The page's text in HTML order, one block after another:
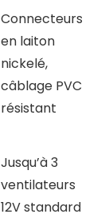
Connecteurs
en laiton
nickelé,
câblage PVC
résistant
Jusqu’à 3
ventilateurs
12V standard